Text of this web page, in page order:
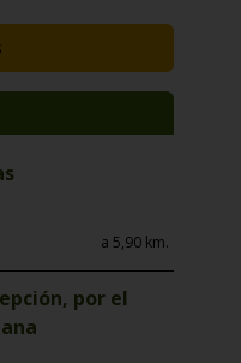
a 5,90 km.
por el